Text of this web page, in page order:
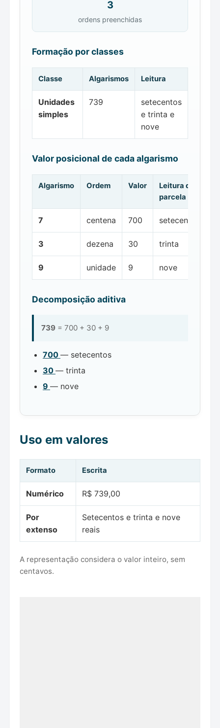
3
ordens preenchidas
Formação por classes
Classe Algarismos Leitura
Unidades
simples
739
setecentos
e trinta e
nove
Valor posicional de cada algarismo
Algarismo Ordem Valor
Leitura da
parcela
7 centena 700 setecentos
3 dezena 30 trinta
9 unidade 9 nove
Decomposição aditiva
739 = 700 + 30 + 9
700 — setecentos
30 — trinta
9 — nove
Uso em valores
Formato Escrita
Numérico R$ 739,00
Por
extenso
Setecentos e trinta e nove
reais
A representação considera o valor inteiro, sem
centavos.